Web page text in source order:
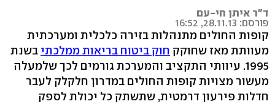
ד"ר איתן חי-עם
פורסם: 28.11.13, 16:52
קופות החולים מתנהלות בזירה כלכלית ומערכתית
מעוותת מאז שחוקק חוק ביטוח בריאות ממלכתי בשנת
1995. עיוותי התקציב והמערכת גורמים לכך שלמעלה
מעשור מצויות קופות החולים במדרון חלקלק לעבר
חדלות פירעון דרמטית, שתשתק כל יכולת לספק